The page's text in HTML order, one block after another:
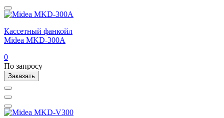
Кассетный фанкойл
Midea MKD-300A
0
По запросу
Заказать